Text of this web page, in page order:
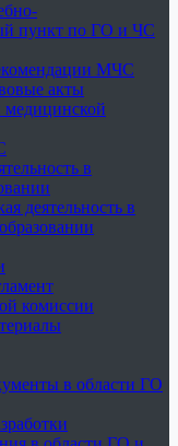
пункт по ГО и ЧС
МЧС
акты
медицинской
в
деятельность в
комиссии
в области ГО